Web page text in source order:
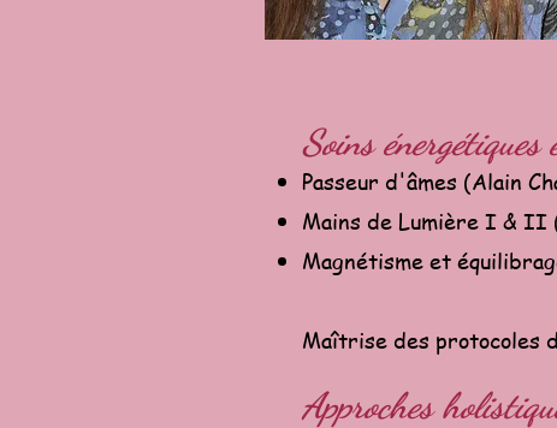
Soins
Passeur d'âmes (Alain
Mains de Lumière I & II
Magnétisme et
Maîtrise des protocoles
Approches